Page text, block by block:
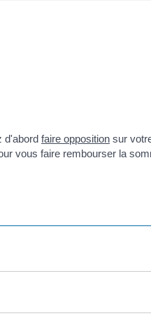
d'abord faire opposition sur
vous faire rembourser la